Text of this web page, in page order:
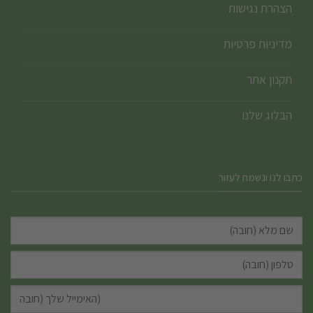
הצהרת נגישות
מדיניות פרטיות
תקנון אתר
הבלוג שלנו
כתבו לנו ונשמח לעזור